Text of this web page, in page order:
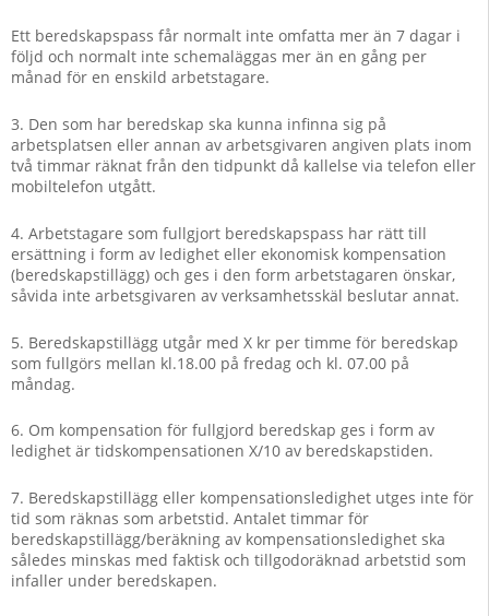
Ett beredskapspass får normalt inte omfatta mer än 7 dagar i
följd och normalt inte schemaläggas mer än en gång per
månad för en enskild arbetstagare.
3. Den som har beredskap ska kunna infinna sig på
arbetsplatsen eller annan av arbetsgivaren angiven plats inom
två timmar räknat från den tidpunkt då kallelse via telefon eller
mobiltelefon utgått.
4. Arbetstagare som fullgjort beredskapspass har rätt till
ersättning i form av ledighet eller ekonomisk kompensation
(beredskapstillägg) och ges i den form arbetstagaren önskar,
såvida inte arbetsgivaren av verksamhetsskäl beslutar annat.
5. Beredskapstillägg utgår med X kr per timme för beredskap
som fullgörs mellan kl.18.00 på fredag och kl. 07.00 på
måndag.
6. Om kompensation för fullgjord beredskap ges i form av
ledighet är tidskompensationen X/10 av beredskapstiden.
7. Beredskapstillägg eller kompensationsledighet utges inte för
tid som räknas som arbetstid. Antalet timmar för
beredskapstillägg/beräkning av kompensationsledighet ska
således minskas med faktisk och tillgodoräknad arbetstid som
infaller under beredskapen.